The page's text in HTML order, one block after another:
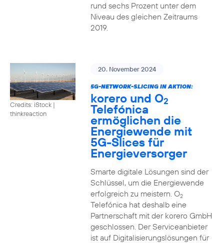
rund sechs Prozent unter dem
Niveau des gleichen Zeitraums
2019.
Credits: iStock |
thinkreaction
20. November 2024
5G-NETWORK-SLICING IN AKTION:
korero und O2
Telefónica
ermöglichen die
Energiewende mit
5G-Slices für
Energieversorger
Smarte digitale Lösungen sind der
Schlüssel, um die Energiewende
erfolgreich zu meistern. O2
Telefónica hat deshalb eine
Partnerschaft mit der korero GmbH
geschlossen. Der Serviceanbieter
ist auf Digitalisierungslösungen für